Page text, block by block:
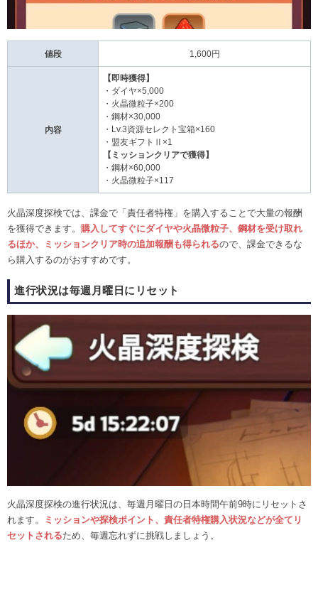
値段 1,600円
内容
【即時獲得】
・ダイヤ×5,000
・火晶微粒子×200
・鋼材×30,000
・Lv.3資源セレクト宝箱×160
・盟友ギフトⅡ×1
【ミッションクリアで獲得】
・鋼材×60,000
・火晶微粒子×117
火晶深度探検では、課金で「責任者特権」を購入することで大量の報酬
を獲得できます。 購入してすぐにダイヤや火晶微粒子、鋼材を受け取れ
るほか、ミッションクリア時の追加報酬も得られるので、課金できるな
ら購入するのがおすすめです。
進行状況は毎週月曜日にリセット
火晶深度探検の進行状況は、毎週月曜日の日本時間午前9時にリセットさ
れます。
ミッションや探検ポイント、責任者特権購入状況などが全てリ
セットされるため、毎週忘れずに挑戦しましょう。